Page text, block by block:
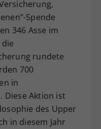
Spende
346 Asse im
rundete
700
in
Diese Aktion ist
des Upper
in diesem Jahr